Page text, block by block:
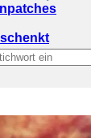
0,00€ 0